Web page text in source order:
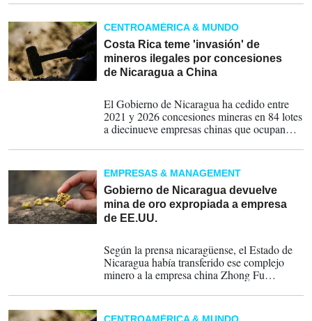
debe seguir cerrado, mientras que los
extrabajadores del enclave, sectores
económicos y una parte de la opinión pública
claman por su pronta reactivación.
CENTROAMÉRICA & MUNDO
Costa Rica teme 'invasión' de
mineros ilegales por concesiones
de Nicaragua a China
El Gobierno de Nicaragua ha cedido entre
2021 y 2026 concesiones mineras en 84 lotes
a diecinueve empresas chinas que ocupan
más del 8,5 % del territorio nicaragüense y
que incluyen áreas protegidas, indígenas y/o
afrodescendientes, según registros de la
ONG ambientalista Fundación del Río, en un
informe titulado 'Invasión minera china en
Nicaragua'.
EMPRESAS & MANAGEMENT
Gobierno de Nicaragua devuelve
mina de oro expropiada a empresa
de EE.UU.
Según la prensa nicaragüense, el Estado de
Nicaragua había transferido ese complejo
minero a la empresa china Zhong Fu